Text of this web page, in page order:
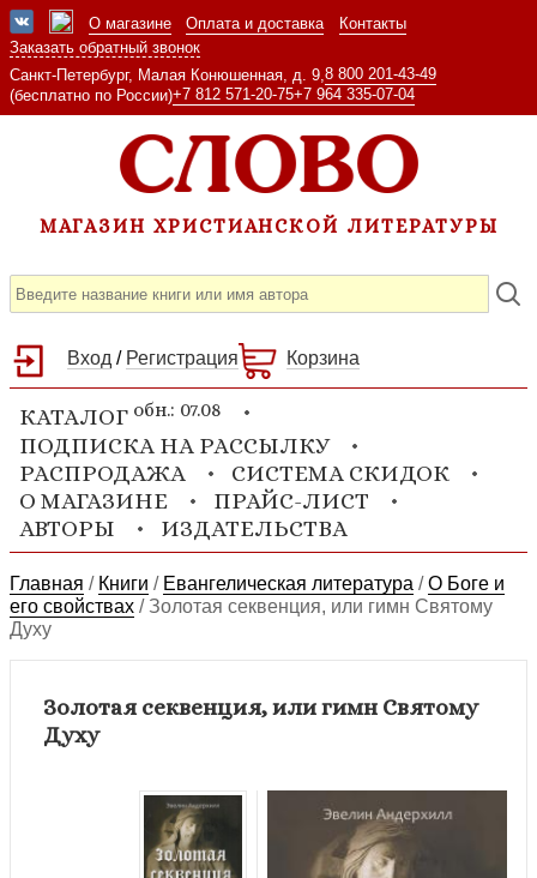
О магазине Оплата и доставка
Контакты
Заказать обратный звонок
Санкт-Петербург, Малая Конюшенная, д. 9, 8 800 201-43-49
(бесплатно по России)+7 812 571-20-75+7 964 335-07-04
МАГАЗИН ХРИСТИАНСКОЙ ЛИТЕРАТУРЫ
Вход / Регистрация Корзина
КАТАЛОГ обн.: 07.08
ПОДПИСКА НА РАССЫЛКУ
РАСПРОДАЖА
СИСТЕМА СКИДОК
О МАГАЗИНЕ
ПРАЙС-ЛИСТ
АВТОРЫ
ИЗДАТЕЛЬСТВА
Главная / Книги / Евангелическая литература /О Боге и
его свойствах / Золотая секвенция, или гимн Святому
Духу
Золотая секвенция, или гимн Святому
Духу